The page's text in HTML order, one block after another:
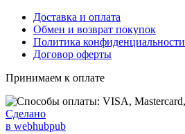
Доставка и оплата
Обмен и возврат покупок
Политика конфиденциальности
Договор оферты
Принимаем к оплате
Сделано
в webhubpub